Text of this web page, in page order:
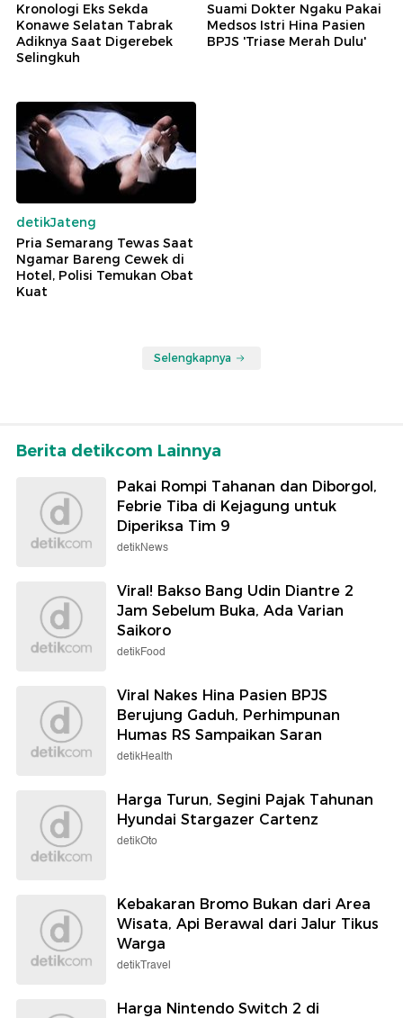
Kronologi Eks Sekda
Konawe Selatan Tabrak
Adiknya Saat Digerebek
Selingkuh
Suami Dokter Ngaku Pakai
Medsos Istri Hina Pasien
BPJS 'Triase Merah Dulu'
detikJateng
Pria Semarang Tewas Saat
Ngamar Bareng Cewek di
Hotel, Polisi Temukan Obat
Kuat
Selengkapnya
Berita detikcom Lainnya
Pakai Rompi Tahanan dan Diborgol,
Febrie Tiba di Kejagung untuk
Diperiksa Tim 9
detikNews
Viral! Bakso Bang Udin Diantre 2
Jam Sebelum Buka, Ada Varian
Saikoro
detikFood
Viral Nakes Hina Pasien BPJS
Berujung Gaduh, Perhimpunan
Humas RS Sampaikan Saran
detikHealth
Harga Turun, Segini Pajak Tahunan
Hyundai Stargazer Cartenz
detikOto
Kebakaran Bromo Bukan dari Area
Wisata, Api Berawal dari Jalur Tikus
Warga
detikTravel
Harga Nintendo Switch 2 di